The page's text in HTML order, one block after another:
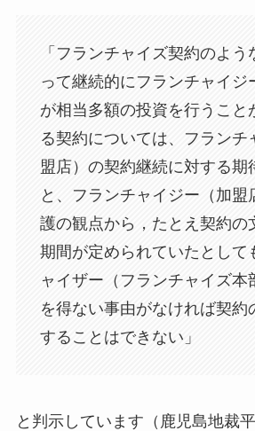
「フランチャイズ契約のよう
って継続的にフランチャイジ
が相当多額の投資を行うこと
る契約については、フランチ
盟店）の契約継続に対する期
と、フランチャイジー（加盟
護の観点から，たとえ契約の
期間が定められていたとして
ャイザー（フランチャイズ本
を得ない事由がなければ契約
することはできない」
と判示しています（鹿児島地裁